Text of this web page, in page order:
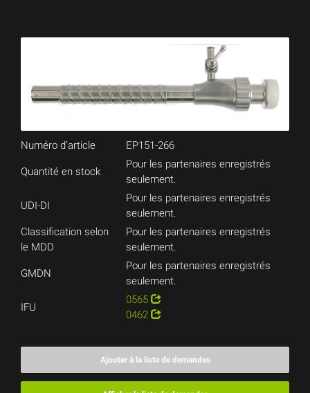
Numéro d’article EP151-266
Quantité en stock
Pour les partenaires enregistrés
seulement.
UDI-DI
Pour les partenaires enregistrés
seulement.
Classification selon
le MDD
Pour les partenaires enregistrés
seulement.
GMDN
Pour les partenaires enregistrés
seulement.
IFU
0565
0462
Ajouter à la liste de demandes